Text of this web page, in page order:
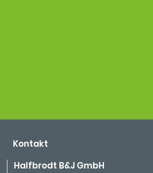
Kontakt
Halfbrodt B&J GmbH